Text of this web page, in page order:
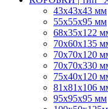
43х43х43 мм
55х55х95 мм
68х35х122
70х60х135
70х70х120
70х70х330
75х40х120
81х81х106
95х95х95 мм